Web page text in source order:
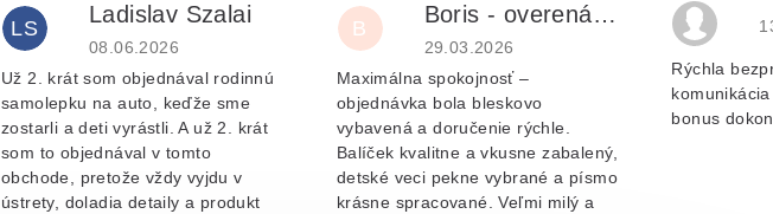
LS
Ladislav Szalai
Hodnocení obchodu je 5 z 5 hvězdiček.
08.06.2026
Už 2. krát som objednával rodinnú
samolepku na auto, keďže sme
zostarli a deti vyrástli. A už 2. krát
som to objednával v tomto
obchode, pretože vždy vyjdu v
ústrety, doladia detaily a produkt
B
Boris - overená recenzia
Hodnocení obchodu je 5 z 5 hvězdiček.
29.03.2026
Maximálna spokojnosť –
objednávka bola bleskovo
vybavená a doručenie rýchle.
Balíček kvalitne a vkusne zabalený,
detské veci pekne vybrané a písmo
krásne spracované. Veľmi milý a
Rýchla
bonus